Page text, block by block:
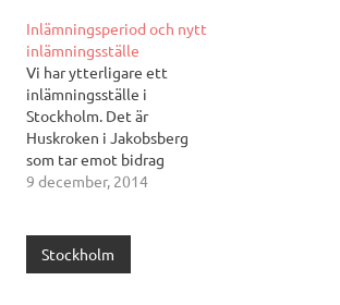
Inlämningsperiod och nytt
inlämningsställe
Vi har ytterligare ett
inlämningsställe i
Stockholm. Det är
Huskroken i Jakobsberg
som tar emot bidrag
när butiken är öppen
Hjälpstickanpåsar med
9 december, 2014
Stockholm